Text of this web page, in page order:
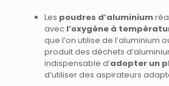
Les poudres d’aluminium
avec l’oxygène à
que l’on utilise de l’aluminium
produit des déchets
indispensable d’adopter un
d’utiliser des aspirateurs